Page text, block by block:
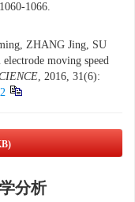
1066.
ZHANG Jing, SU
moving speed
, 2016, 31(6):
分析